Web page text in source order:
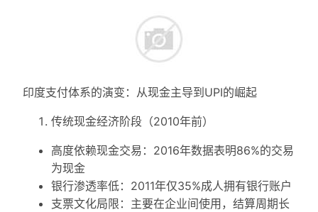
印度支付体系的演变：从现金主导到UPI的崛起
传统现金经济阶段（2010年前）
高度依赖现金交易：2016年数据表明86%的交易
为现金
银行渗透率低：2011年仅35%成人拥有银行账户
支票文化局限：主要在企业间使用，结算周期长